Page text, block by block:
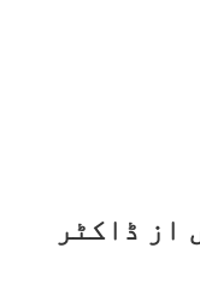
از ڈاکٹر